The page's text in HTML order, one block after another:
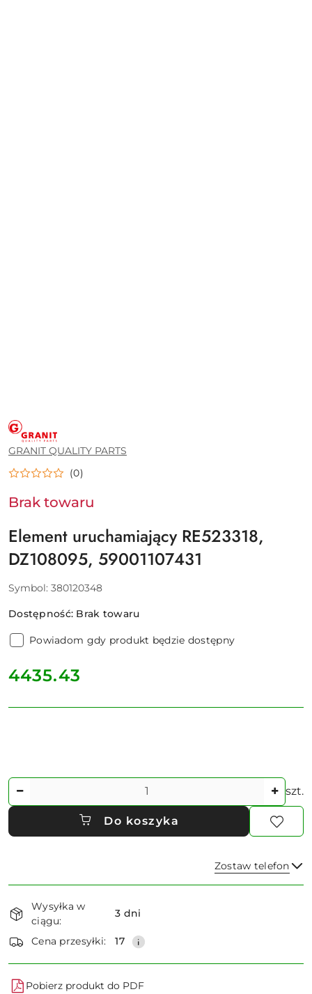
GRANIT
QUALITY
PARTS
GRANIT QUALITY PARTS
(0)
Brak towaru
Element uruchamiający RE523318,
DZ108095, 59001107431
Symbol: 380120348
Dostępność: Brak towaru
Powiadom gdy produkt będzie dostępny
cena:
4435.43
Ilość szt.
Do koszyka
Zostaw telefon
Dostępność
i
dostawa
Wysyłka w
ciągu:
3 dni
Cena przesyłki: 17
Pobierz produkt do PDF